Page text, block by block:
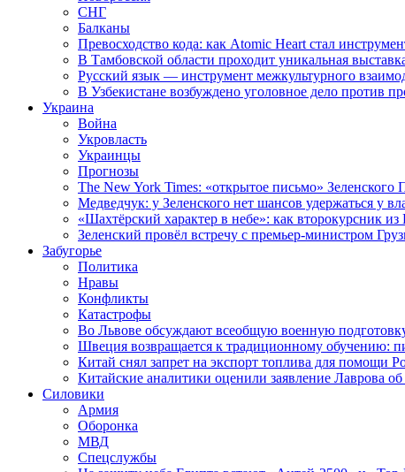
СНГ
Балканы
Превосходство кода: как Atomic Heart стал
В Тамбовской области проходит уникальная
Русский язык — инструмент межкультурного
В Узбекистане возбуждено уголовное дело против
Украина
Война
Укровласть
Украинцы
Прогнозы
The New York Times: «открытое письмо» Зеленского
Медведчук: у Зеленского нет шансов удержаться у
«Шахтёрский характер в небе»: как второкурсник
Зеленский провёл встречу с премьер-министром
Забугорье
Политика
Нравы
Конфликты
Катастрофы
Во Львове обсуждают всеобщую военную
Швеция возвращается к традиционному обучению:
Китай снял запрет на экспорт топлива для помощи
Китайские аналитики оценили заявление Лаврова
Силовики
Армия
Оборонка
МВД
Спецслужбы